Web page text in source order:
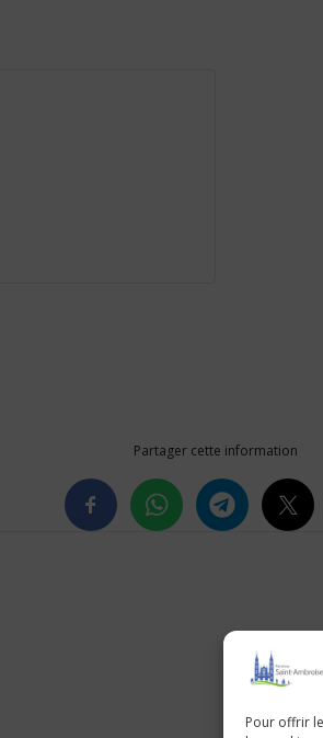
Pour offrir
Partager cette information